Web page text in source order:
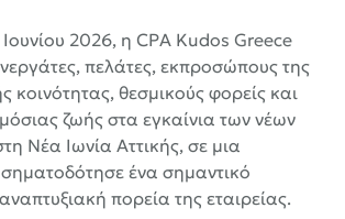
2026, η CPA Kudos Greece
πελάτες, εκπροσώπους της
κοινότητας, θεσμικούς φορείς και
ζωής στα εγκαίνια των νέων
Νέα Ιωνία Αττικής, σε μια
ένα σημαντικό
πορεία της εταιρείας.